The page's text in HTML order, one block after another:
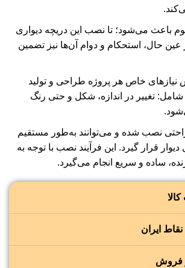
باعث می‌شود؛ تا نصب این دریچه‌ دیواری
عین حال، استحکام و دوام آن‌ها نیز تضمین
نیازهای خاص هر پروژه طراحی و تولید
شامل: تغییر در اندازه، شکل و حتی رنگ
نصب شده و می‌توانند به‌طور مستقیم
دیوار قرار گیرد. این فرآیند نصب با توجه به
ساده و سریع انجام می‌گیرد.
ایران
فروش